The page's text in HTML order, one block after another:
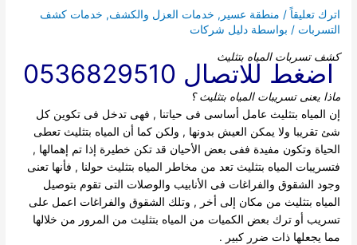
اترك تعليقاً / منطقة عسير , خدمات العزل والكشف, خدمات كشف
التسربات / بواسطة دليل شركات
كشف تسربات المياه بتثليث
اضغط للاتصال 0536829510
ماذا يعنى تسريبات المياه بتثليث؟
إن المياه بتثليث عامل أساسى فى حياتنا , فهى تدخل فى تكوين كل
شئ تقريبا ولا يمكن العيش بدونها , ولكن كما أن المياه بتثليث تعطى
الحياة وتكون مفيدة ففى بعض الأحيان قد تكن خطيرة إذا تم إهمالها ,
فتسريبات المياه بتثليث تعد من مخاطر المياه بتثليث حولنا , فأنها تعنى
وجود الشقوق والفراغات فى الأنابيب والوصلات التى تقوم بتوصيل
المياه بتثليث من مكان إلى أخر , وتلك الشقوق والفراغات اعمل على
تسريب أو ترك بعض الكميات من المياه بتثليث من المرور من خلالها
مما يجعلها ذات ضرر كبير .